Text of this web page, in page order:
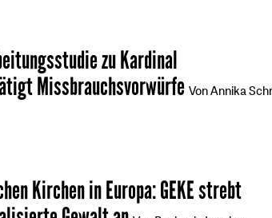
zu Kardinal
Missbrauchsvorwürfe Von Annika
Kirchen in Europa:GEKE strebt